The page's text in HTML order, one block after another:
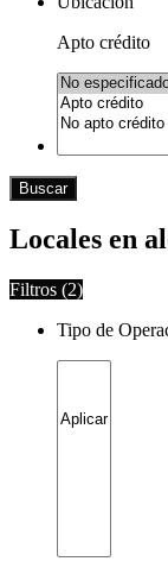
Apto crédito
Buscar
Locales en
Filtros (2)
Tipo de